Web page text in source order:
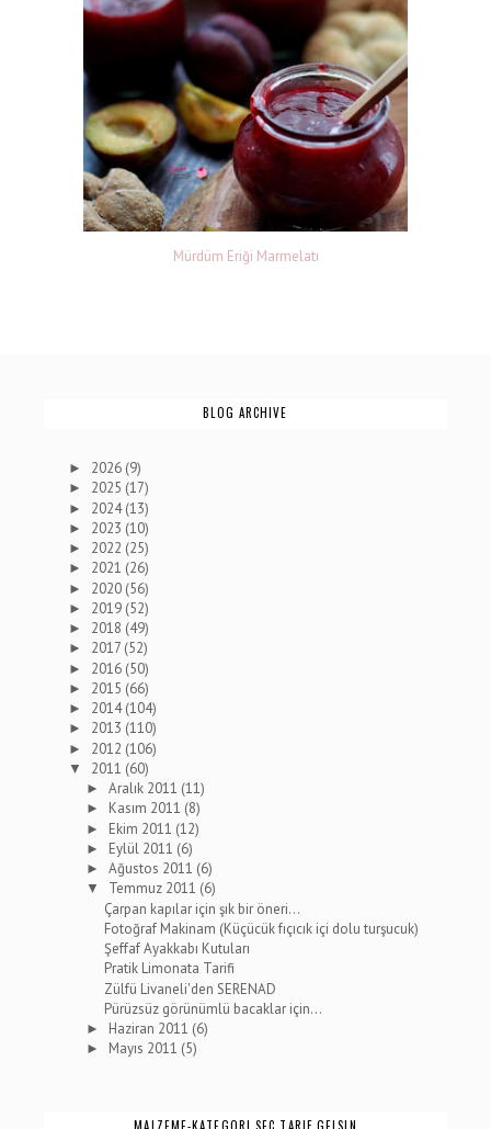
Mürdüm Eriği Marmelatı
BLOG ARCHIVE
► 2026 (9)
► 2025 (17)
► 2024(13)
► 2023 (10)
► 2022 (25)
► 2021 (26)
► 2020 (56)
► 2019 (52)
► 2018 (49)
► 2017 (52)
► 2016 (50)
► 2015 (66)
► 2014(104)
► 2013 (110)
► 2012 (106)
▼ 2011 (60)
►Aralık 2011 (11)
► Kasım 2011 (8)
► Ekim 2011 (12)
► Eylül 2011 (6)
►Ağustos 2011 (6)
▼ Temmuz 2011 (6)
Çarpan kapılar için şık bir öneri...
Fotoğraf Makinam (Küçücük fıçıcık içi dolu turşucuk)
Şeffaf Ayakkabı Kutuları
Pratik Limonata Tarifi
Zülfü Livaneli'den SERENAD
Pürüzsüz görünümlü bacaklar için...
► Haziran 2011 (6)
► Mayıs 2011 (5)
MALZEME-KATEGORI SEÇ TARIF GELSIN